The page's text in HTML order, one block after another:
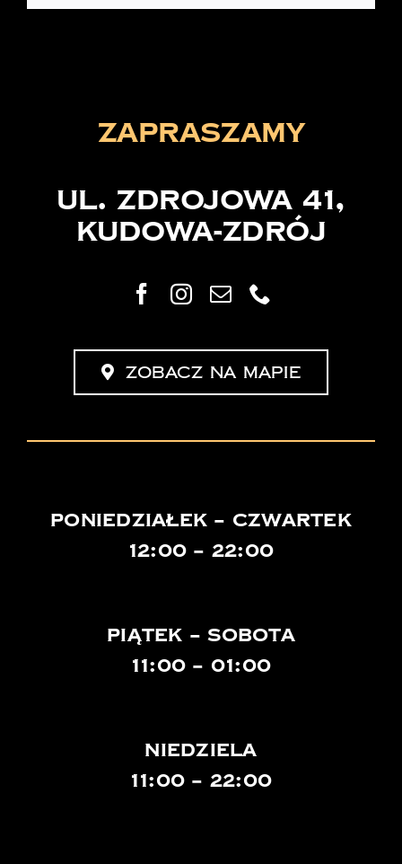
zapraszamy
ul. Zdrojowa 41,
Kudowa-Zdrój
Zobacz na mapie
poniedziałek – czwartek
12:00 – 22:00
Piątek – sobota
11:00 – 01:00
niedziela
11:00 – 22:00